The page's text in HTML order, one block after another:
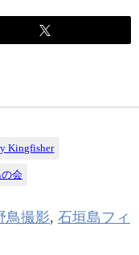
Kingfisher
会
鳥撮影, 石垣島フィ